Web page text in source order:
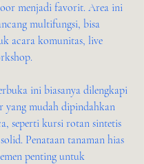
menjadi favorit. Area ini
multifungsi, bisa
acara komunitas, live
ini biasanya dilengkapi
yang mudah dipindahkan
seperti kursi rotan sintetis
Penataan tanaman hias
penting untuk